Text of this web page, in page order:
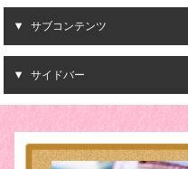
サブコンテンツ
サイドバー